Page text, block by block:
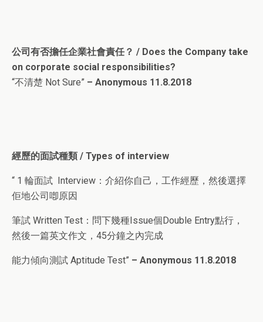
公司有否擔任企業社會責任？ / Does the Company take
on corporate social responsibilities?
“不清楚 Not Sure” – Anonymous 11.8.2018
經歷的面試種類 / Types of interview
“ 1 輪面試 Interview：介紹你自己，工作經歷，然後選擇
佢地公司喞原因
筆試 Written Test：問下幾種Issue個Double Entry點行，
然後一篇英文作文，45分鐘之內完成
能力傾向測試 Aptitude Test” – Anonymous 11.8.2018